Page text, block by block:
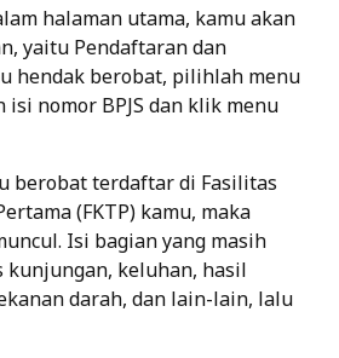
halaman utama, kamu akan
yaitu Pendaftaran dan
hendak berobat, pilihlah menu
isi nomor BPJS dan klik menu
berobat terdaftar di Fasilitas
(FKTP) kamu, maka
Isi bagian yang masih
kunjungan, keluhan, hasil
darah, dan lain-lain, lalu